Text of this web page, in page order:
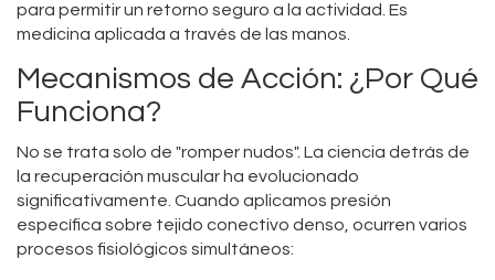
para permitir un retorno seguro a la actividad. Es
medicina aplicada a través de las manos.
Mecanismos de Acción: ¿Por Qué
Funciona?
No se trata solo de "romper nudos". La ciencia detrás de
la recuperación muscular ha evolucionado
significativamente. Cuando aplicamos presión
específica sobre tejido conectivo denso, ocurren varios
procesos fisiológicos simultáneos: